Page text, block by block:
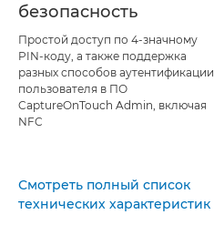
безопасность
Простой доступ по 4-значному
PIN-коду, а также поддержка
разных способов аутентификации
пользователя в ПО
CaptureOnTouch Admin, включая
NFC
Смотреть полный список
технических характеристик